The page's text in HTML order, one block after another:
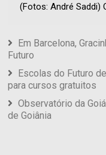
(Fotos: André Saddi)
Em Barcelona,
Futuro
Escolas do Futuro
para cursos gratuitos
Observatório da
de Goiânia